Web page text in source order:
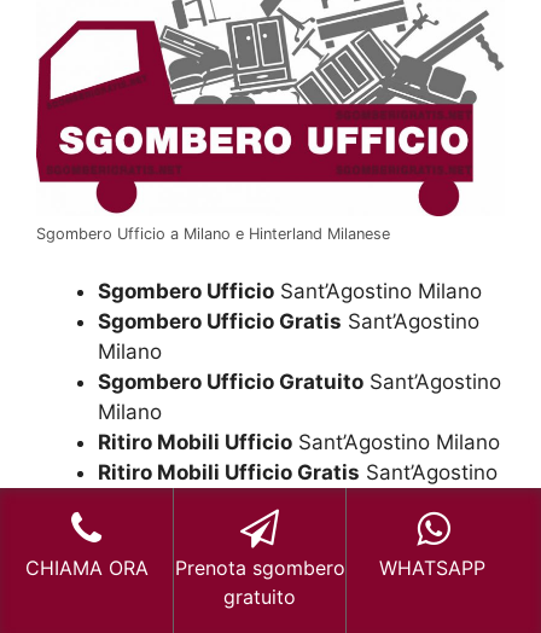
Sgombero Ufficio a Milano e Hinterland Milanese
Sgombero Ufficio Sant’Agostino Milano
Sgombero Ufficio Gratis Sant’Agostino
Milano
Sgombero Ufficio Gratuito Sant’Agostino
Milano
Ritiro Mobili Ufficio Sant’Agostino Milano
Ritiro Mobili Ufficio Gratis Sant’Agostino
Ritiro Mobili Ufficio Gratuito
Sant’Agostino Milano
Svuota UfficioSant’Agostino Milano
CHIAMA ORA
Prenota sgombero
gratuito
WHATSAPP